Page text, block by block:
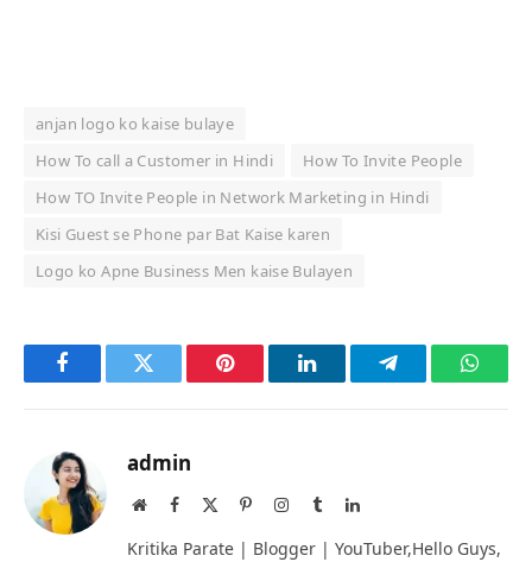
anjan logo ko kaise bulaye
How To call a Customer in Hindi
How To Invite People
How TO Invite People in Network Marketing in Hindi
Kisi Guest se Phone par Bat Kaise karen
Logo ko Apne Business Men kaise Bulayen
FacebookTwitter Pinterest LinkedInTelegram
admin
WebsiteFacebook PinterestInstagram
TumblrLinkedIn
Kritika Parate | Blogger | YouTuber,Hello Guys,